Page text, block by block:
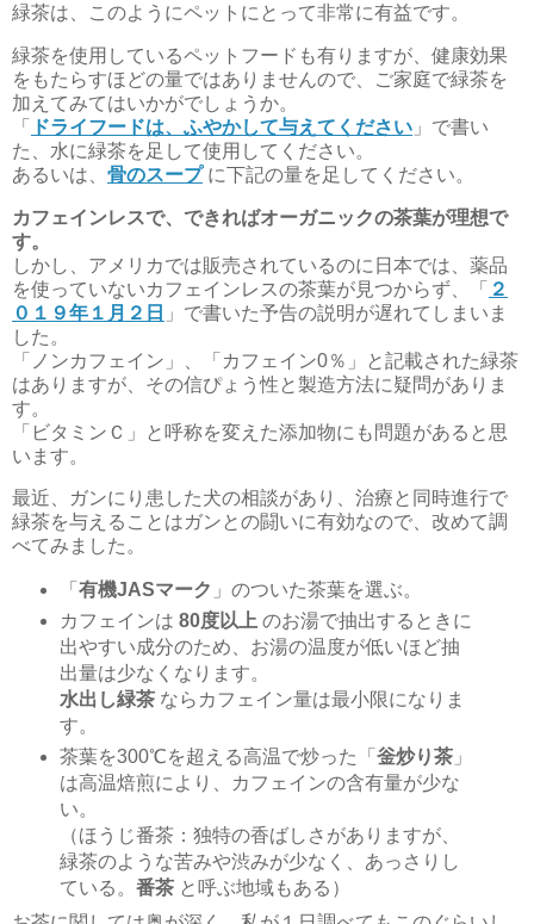
緑茶は、このようにペットにとって非常に有益です。
緑茶を使用しているペットフードも有りますが、健康効果
をもたらすほどの量ではありませんので、ご家庭で緑茶を
加えてみてはいかがでしょうか。
「
ドライフードは、ふやかして与えてください 」で書い
た、水に緑茶を足して使用してください。
あるいは、 骨のスープに下記の量を足してください。
カフェインレスで、できればオーガニックの茶葉が理想で
す。
しかし、アメリカでは販売されているのに日本では、薬品
を使っていないカフェインレスの茶葉が見つからず、「 ２
０１９年１月２日 」で書いた予告の説明が遅れてしまいま
した。
「ノンカフェイン」、「カフェイン0％」と記載された緑茶
はありますが、その信ぴょう性と製造方法に疑問がありま
す。
「ビタミンＣ」と呼称を変えた添加物にも問題があると思
います。
最近、ガンにり患した犬の相談があり、治療と同時進行で
緑茶を与えることはガンとの闘いに有効なので、改めて調
べてみました。
「 有機JASマーク 」のついた茶葉を選ぶ。
カフェインは 80度以上 のお湯で抽出するときに
出やすい成分のため、お湯の温度が低いほど抽
出量は少なくなります。
水出し緑茶ならカフェイン量は最小限になりま
す。
茶葉を300℃を超える高温で炒った「 釡炒り茶」
は高温焙煎により、カフェインの含有量が少な
い。
（ほうじ番茶：独特の香ばしさがありますが、
緑茶のような苦みや渋みが少なく、あっさりし
ている。 番茶と呼ぶ地域もある）